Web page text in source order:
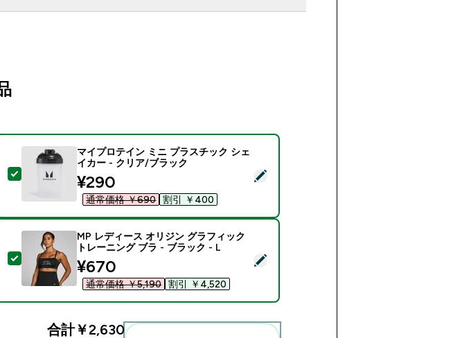
この商品を選択 - マイプロテイン ミニ プラスチック シェイカー - クリア/ブラック
マイプロテイン ミニ プラスチック シェ
イカー - クリア/ブラック
discounted price
¥290‎
通常価格 ￥690‎ 割引 ￥400‎
この商品を選択 - MP レディース オリジン グラフィック トレーニング ブラ - ブラック -
MP レディース オリジン グラフィック
トレーニング ブラ - ブラック - L
discounted price
¥670‎
通常価格 ￥5,190‎ 割引 ￥4,520‎
合計￥2,630‎